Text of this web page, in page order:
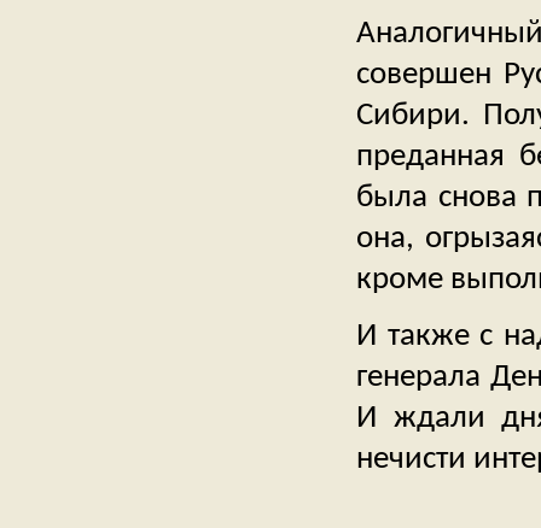
совершен
Сибири.
преданная
была снова
она,
кроме
И также с
генерала
И ждали
нечисти